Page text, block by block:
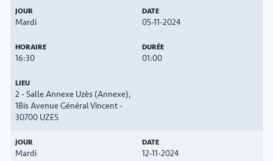
Mardi 05-11-2024
16:30 01:00
2 - Salle Annexe Uzès (Annexe),
1Bis Avenue Général Vincent -
30700 UZES
Mardi 12-11-2024